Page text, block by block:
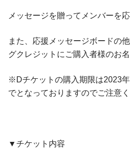
メッセージを贈ってメンバーを
また、応援メッセージボードの
グクレジットにご購入者様のお
※Dチケットの購入期限は2023
でとなっておりますのでご注意
▼チケット内容